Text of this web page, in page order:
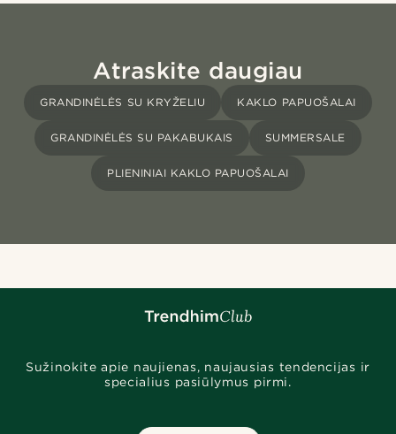
Atraskite daugiau
GRANDINĖLĖS SU KRYŽELIU KAKLO PAPUOŠALAI
GRANDINĖLĖS SU PAKABUKAIS SUMMERSALE
PLIENINIAI KAKLO PAPUOŠALAI
Sužinokite apie naujienas, naujausias tendencijas ir
specialius pasiūlymus pirmi.